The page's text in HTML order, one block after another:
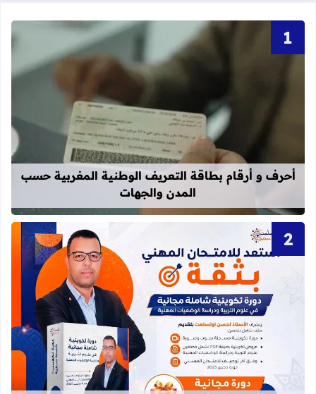
قراءة المزيد عن أحرف و أرقام
أحرف و أرقام بطاقة التعريف الوطنية المغربية حسب
المدن والجهات
قراءة المزيد عن دورة تكوينية